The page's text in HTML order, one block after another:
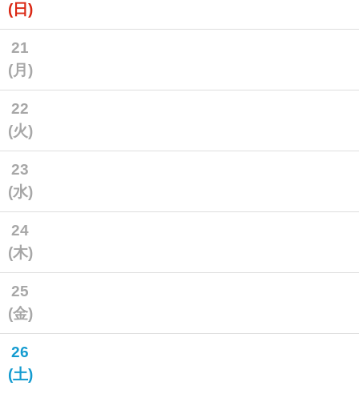
(日)
21
(月)
22
(火)
23
(水)
24
(木)
25
(金)
26
(土)